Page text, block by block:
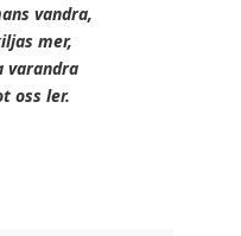
vandra,
mer,
varandra
oss ler.